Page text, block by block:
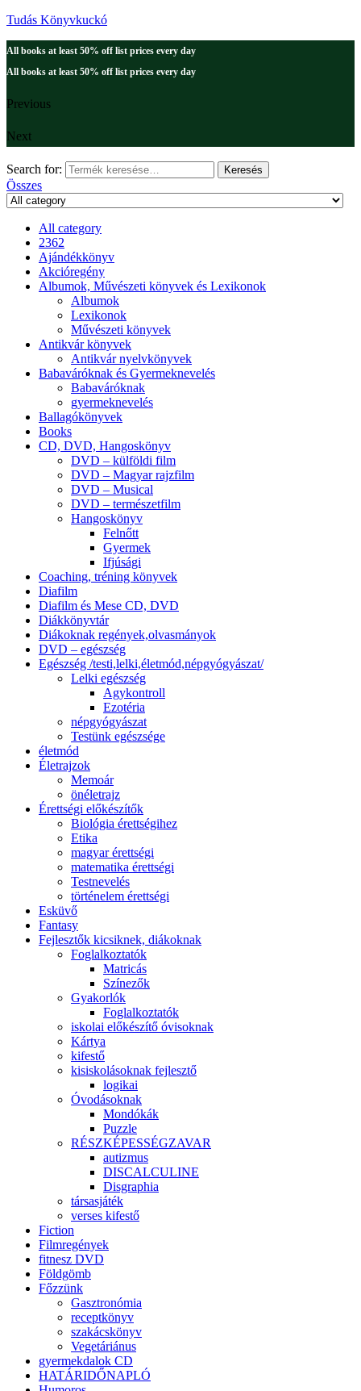
Tudás Könyvkuckó
All books at least 50% off list prices every day
All books at least 50% off list prices every day
Previous
Next
Search for: Keresés
Összes
All category
2362
Ajándékkönyv
Akcióregény
Albumok, Művészeti könyvek és Lexikonok
Albumok
Lexikonok
Művészeti könyvek
Antikvár könyvek
Antikvár nyelvkönyvek
Babaváróknak és Gyermeknevelés
Babaváróknak
gyermeknevelés
Ballagókönyvek
Books
CD, DVD, Hangoskönyv
DVD – külföldi film
DVD – Magyar rajzfilm
DVD – Musical
DVD – természetfilm
Hangoskönyv
Felnőtt
Gyermek
Ifjúsági
Coaching, tréning könyvek
Diafilm
Diafilm és Mese CD, DVD
Diákkönyvtár
Diákoknak regények,olvasmányok
DVD – egészség
Egészség /testi,lelki,életmód,népgyógyászat/
Lelki egészség
Agykontroll
Ezotéria
népgyógyászat
Testünk egészsége
életmód
Életrajzok
Memoár
önéletrajz
Érettségi előkészítők
Biológia érettségihez
Etika
magyar érettségi
matematika érettségi
Testnevelés
történelem érettségi
Esküvő
Fantasy
Fejlesztők kicsiknek, diákoknak
Foglalkoztatók
Matricás
Színezők
Gyakorlók
Foglalkoztatók
iskolai előkészítő óvisoknak
Kártya
kifestő
kisiskolásoknak fejlesztő
logikai
Óvodásoknak
Mondókák
Puzzle
RÉSZKÉPESSÉGZAVAR
autizmus
DISCALCULINE
Disgraphia
társasjáték
verses kifestő
Fiction
Filmregények
fitnesz DVD
Földgömb
Főzzünk
Gasztronómia
receptkönyv
szakácskönyv
Vegetáriánus
gyermekdalok CD
HATÁRIDŐNAPLÓ